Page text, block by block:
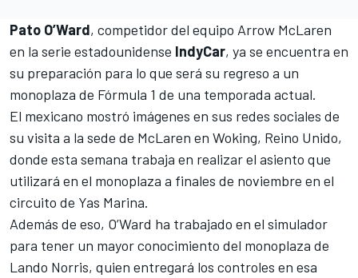
Pato O’Ward, competidor del equipo Arrow McLaren
en la serie estadounidense IndyCar, ya se encuentra en
su preparación para lo que será su regreso a un
monoplaza de Fórmula 1 de una temporada actual.
El mexicano mostró imágenes en sus redes sociales de
su visita a la sede de McLaren en Woking, Reino Unido,
donde esta semana trabaja en realizar el asiento que
utilizará en el monoplaza a finales de noviembre en el
circuito de Yas Marina.
Además de eso, O’Ward ha trabajado en el simulador
para tener un mayor conocimiento del monoplaza de
Lando Norris, quien entregará los controles en esa